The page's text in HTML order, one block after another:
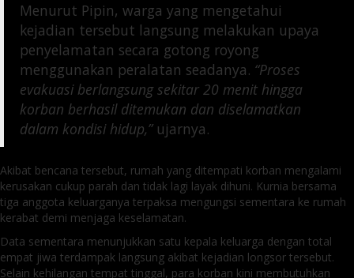
Menurut Pipin, warga yang mengetahui
kejadian tersebut langsung melakukan upaya
penyelamatan secara gotong royong
menggunakan peralatan seadanya. “Proses
evakuasi berlangsung sekitar 20 menit hingga
korban berhasil ditemukan dan diselamatkan
dalam kondisi hidup,” ujarnya.
Akibat bencana tersebut, rumah yang ditempati korban mengalami
kerusakan cukup parah dan tidak lagi layak dihuni. Kurnia bersama
tiga anggota keluarganya terpaksa mengungsi sementara ke rumah
kerabat demi menjaga keselamatan.
Data sementara menunjukkan satu kepala keluarga dengan total
empat jiwa terdampak langsung akibat kejadian longsor tersebut.
Selain kehilangan tempat tinggal, para korban kini membutuhkan